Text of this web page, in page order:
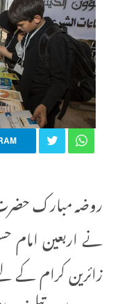
روضہ مبارک
نے اربعین
زائرین کرام کے